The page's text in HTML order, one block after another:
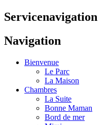
Servicenavigation
Navigation
Bienvenue
Le Parc
La Maison
Chambres
La Suite
Bonne Maman
Bord de mer